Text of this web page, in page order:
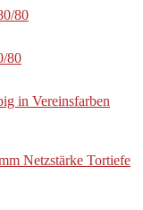
80
80
in Vereinsfarben
Netzstärke Tortiefe